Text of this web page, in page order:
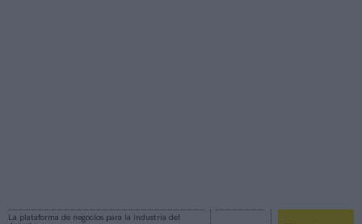
La plataforma de negocios para la industria del